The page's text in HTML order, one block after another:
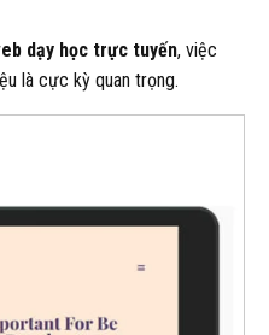
dạy học trực tuyến, việc
là cực kỳ quan trọng.